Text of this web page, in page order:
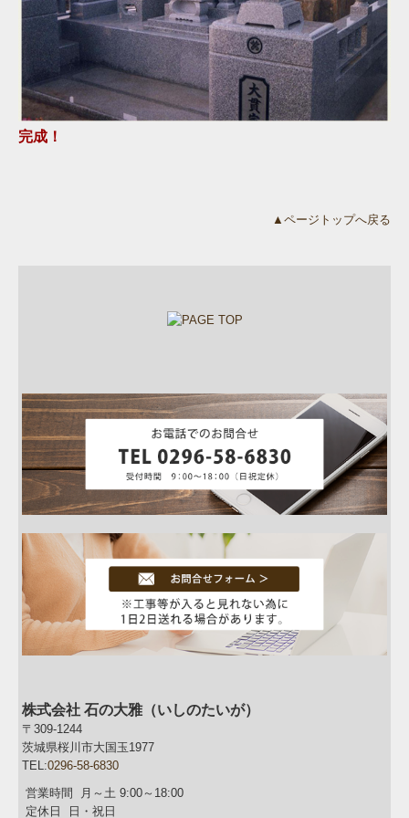
完成！
▲ページトップへ戻る
株式会社 石の大雅（いしのたいが）
〒309-1244
茨城県桜川市大国玉1977
TEL:0296-58-6830
営業時間 月～土 9:00～18:00
定休日 日・祝日